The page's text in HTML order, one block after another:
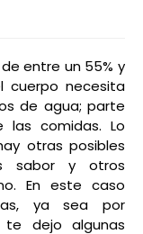
entre un 55% y
cuerpo necesita
de agua; parte
comidas. Lo
otras posibles
sabor y otros
En este caso
ya sea por
te dejo algunas